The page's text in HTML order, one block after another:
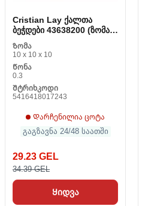
Cristian Lay ქალთა
ბეჭდები 43638200 (ზომა
20)
Ზომა
10 x 10 x 10
Წონა
0.3
Შტრიხკოდი
5416418017243
Დარჩენილია ცოტა
გაგზავნა 24/48 საათში
29.23 GEL
34.39 GEL
Ყიდვა